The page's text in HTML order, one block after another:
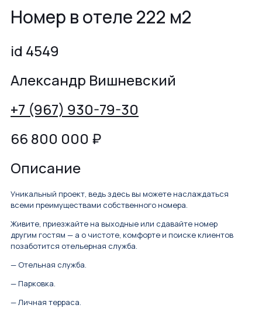
Номер в отеле 222 м2
id 4549
Александр Вишневский
+7 (967) 930-79-30
66 800 000 ₽
Описание
Уникальный проект, ведь здесь вы можете наслаждаться
всеми преимуществами собственного номера.
Живите, приезжайте на выходные или сдавайте номер
другим гостям — а о чистоте, комфорте и поиске клиентов
позаботится отельерная служба.
— Отельная служба.
— Парковка.
— Личная терраса.